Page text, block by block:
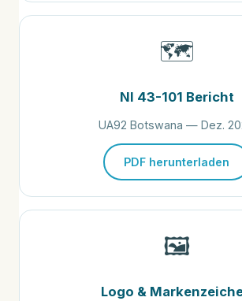
🗺️
NI 43-101 Bericht
UA92 Botswana — Dez.
PDF herunterladen
🖼️
Logo &